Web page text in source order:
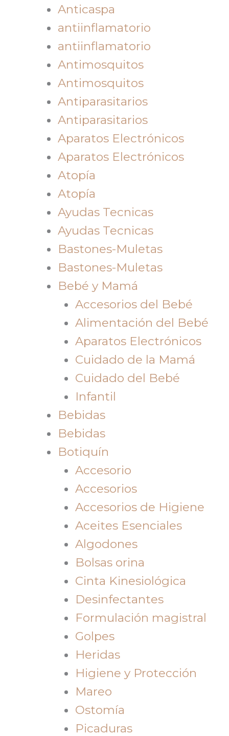
Anticaspa
antiinflamatorio
antiinflamatorio
Antimosquitos
Antimosquitos
Antiparasitarios
Antiparasitarios
Aparatos Electrónicos
Aparatos Electrónicos
Atopía
Atopía
Ayudas Tecnicas
Ayudas Tecnicas
Bastones-Muletas
Bastones-Muletas
Bebé y Mamá
Accesorios del Bebé
Alimentación del Bebé
Aparatos Electrónicos
Cuidado de la Mamá
Cuidado del Bebé
Infantil
Bebidas
Bebidas
Botiquín
Accesorio
Accesorios
Accesorios de Higiene
Aceites Esenciales
Algodones
Bolsas orina
Cinta Kinesiológica
Desinfectantes
Formulación magistral
Golpes
Heridas
Higiene y Protección
Mareo
Ostomía
Picaduras